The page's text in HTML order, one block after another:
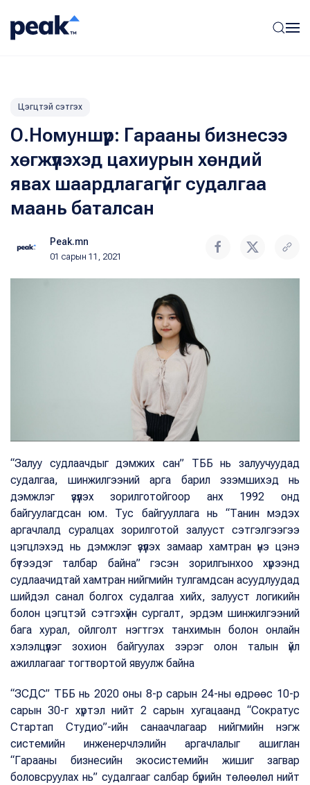
Цэгцтэй сэтгэх
О.Номуншүр: Гарааны бизнесээ
хөгжүүлэхэд цахиурын хөндий
явах шаардлагагүйг судалгаа
маань баталсан
Peak.mn
01 сарын 11, 2021
“Залуу судлаачдыг дэмжих сан” ТББ нь залуучуудад
судалгаа, шинжилгээний арга барил эзэмшихэд нь
дэмжлэг үзүүлэх зорилготойгоор анх 1992 онд
байгуулагдсан юм. Тус байгууллага нь “Танин мэдэх
аргачлалд суралцах зорилготой залууст сэтгэлгээгээ
цэгцлэхэд нь дэмжлэг үзүүлэх замаар хамтран үнэ цэнэ
бүтээдэг талбар байна” гэсэн зорилгынхоо хүрээнд
судлаачидтай хамтран нийгмийн тулгамдсан асуудлуудад
шийдэл санал болгох судалгаа хийх, залууст логикийн
болон цэгцтэй сэтгэхүйн сургалт, эрдэм шинжилгээний
бага хурал, ойлголт нэгтгэх танхимын болон онлайн
хэлэлцүүлэг зохион байгуулах зэрэг олон талын үйл
ажиллагааг тогтвортой явуулж байна
“ЗСДС” ТББ нь 2020 оны 8-р сарын 24-ны өдрөөс 10-р
сарын 30-г хүртэл нийт 2 сарын хугацаанд “Сократус
Стартап Студио”-ийн санаачлагаар нийгмийн нэгж
системийн инженерчлэлийн аргачлалыг ашиглан
“Гарааны бизнесийн экосистемийн жишиг загвар
боловсруулах нь” судалгааг салбар бүрийн төлөөлөл нийт